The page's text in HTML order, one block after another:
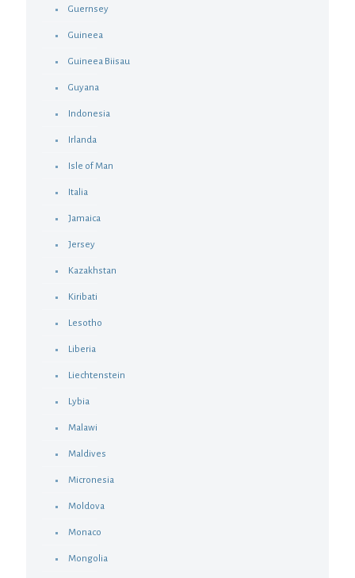
Guernsey
Guineea
Guineea Biisau
Guyana
Indonesia
Irlanda
Isle of Man
Italia
Jamaica
Jersey
Kazakhstan
Kiribati
Lesotho
Liberia
Liechtenstein
Lybia
Malawi
Maldives
Micronesia
Moldova
Monaco
Mongolia